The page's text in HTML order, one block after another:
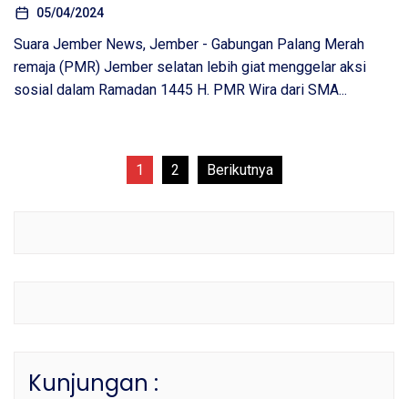
05/04/2024
Suara Jember News, Jember - Gabungan Palang Merah
remaja (PMR) Jember selatan lebih giat menggelar aksi
sosial dalam Ramadan 1445 H. PMR Wira dari SMA...
1 2 Berikutnya
Kunjungan :